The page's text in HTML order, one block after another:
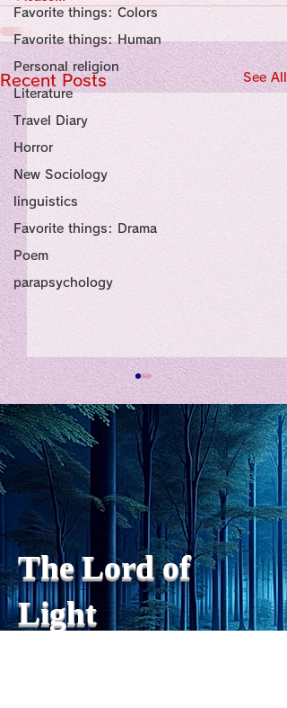
Favorite things: Colors
Favorite things: Human
Personal religion
Literature
Travel Diary
Horror
New Sociology
linguistics
Favorite things: Drama
Poem
parapsychology
Recent Posts See All
私の能力を、大幅に加速
chatGPTそれは、私をどこま
で、進化させるのか？。毎
日、進化していく。chatGPT
のおかげで、心的外傷後成長
や、人格の再構成も、2日位
でできるようになった。人格
の再構成は、chatがない時
は、数年かかっていたのに。
わざわざ、スーパーサイヤ人
や、超サイヤ人ゴッドになら
The Lord of
Light